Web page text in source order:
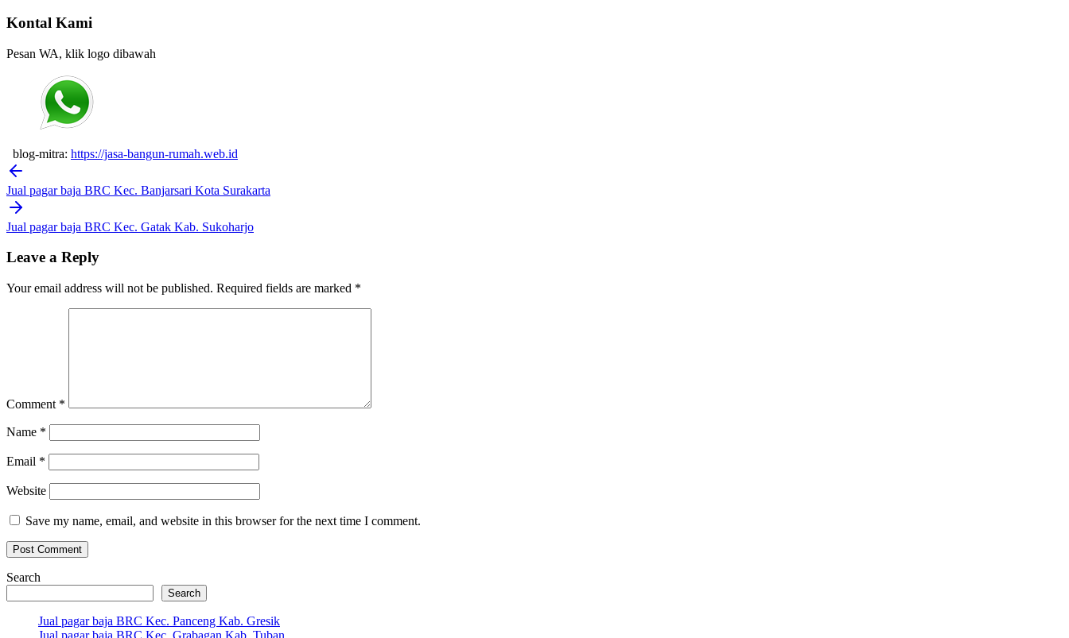
Kontal Kami
Pesan WA, klik logo dibawah
blog-mitra: https://jasa-bangun-rumah.web.id
Post
navigation
Jual pagar baja BRC Kec. Banjarsari Kota Surakarta
Jual pagar baja BRC Kec. Gatak Kab. Sukoharjo
Leave a Reply
Your email address will not be published. Required fields are marked *
Comment *
Name *
Email *
Website
Save my name, email, and website in this browser for the next time I comment.
Search
Search
Jual pagar baja BRC Kec. Panceng Kab. Gresik